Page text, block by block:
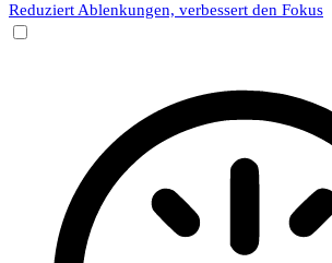
Reduziert Ablenkungen, verbessert den Fokus